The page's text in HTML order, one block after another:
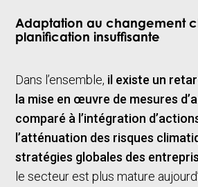
Adaptation au changement
planification insuffisante
Dans l’ensemble, il existe un
la mise en œuvre de mesures
comparé à l’intégration
l’atténuation des risques
stratégies globales des
le secteur est plus mature